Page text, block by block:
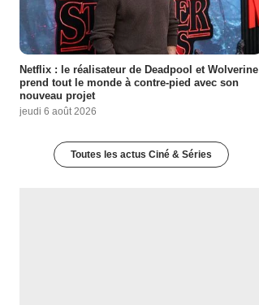
Netflix : le réalisateur de Deadpool et Wolverine
prend tout le monde à contre-pied avec son
nouveau projet
jeudi 6 août 2026
Toutes les actus Ciné & Séries